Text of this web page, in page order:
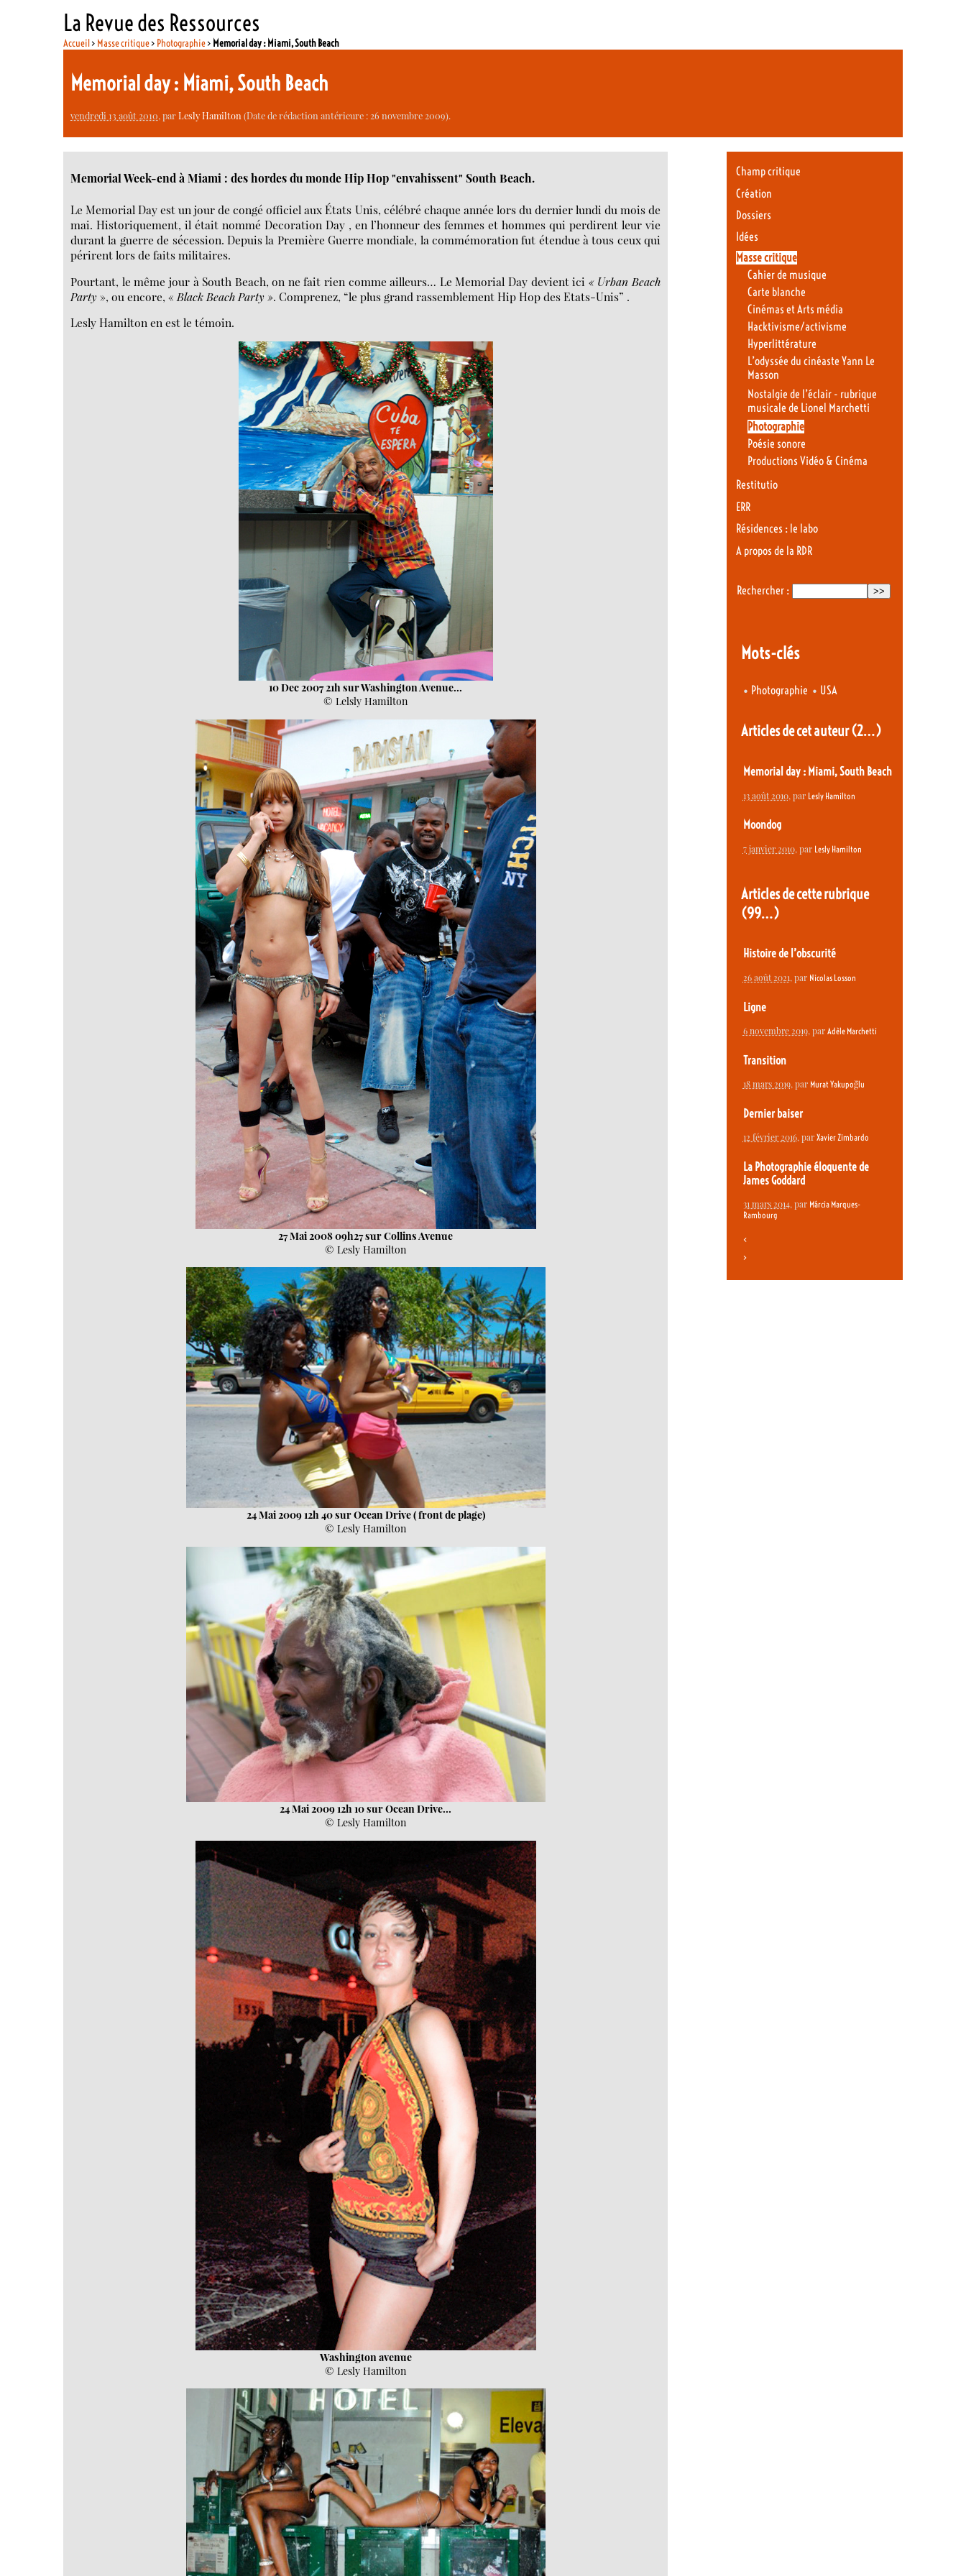
La Revue des Ressources
Accueil> Masse critique> Photographie> Memorial day : Miami, South Beach
Memorial day : Miami, South Beach
vendredi 13 août 2010, parLesly Hamilton (Date de rédaction antérieure : 26 novembre 2009).
Memorial Week-end à Miami : des hordes du monde Hip Hop "envahissent" South Beach.
Le Memorial Day est un jour de congé officiel aux États Unis, célébré chaque année lors du dernier lundi du mois de
mai. Historiquement, il était nommé Decoration Day , en l’honneur des femmes et hommes qui perdirent leur vie
durant la guerre de sécession. Depuis la Première Guerre mondiale, la commémoration fut étendue à tous ceux qui
périrent lors de faits militaires.
Pourtant, le même jour à South Beach, on ne fait rien comme ailleurs… Le Memorial Day devient ici « Urban Beach
Party », ou encore, « Black Beach Party ». Comprenez, “le plus grand rassemblement Hip Hop des Etats-Unis” .
Lesly Hamilton en est le témoin.
10 Dec 2007 21h sur Washington Avenue...
© Lelsly Hamilton
27 Mai 2008 09h27 sur Collins Avenue
© Lesly Hamilton
24 Mai 2009 12h 40 sur Ocean Drive ( front de plage)
© Lesly Hamilton
24 Mai 2009 12h 10 sur Ocean Drive...
© Lesly Hamilton
Washington avenue
© Lesly Hamilton
Champ critique
Création
Dossiers
Idées
Masse critique
Cahier de musique
Carte blanche
Cinémas et Arts média
Hacktivisme/activisme
Hyperlittérature
L’odyssée du cinéaste Yann Le
Masson
Nostalgie de l’éclair - rubrique
musicale de Lionel Marchetti
Photographie
Poésie sonore
Productions Vidéo & Cinéma
Restitutio
ERR
Résidences : le labo
A propos de la RDR
Rechercher :
Mots-clés
• Photographie • USA
Articles de cet auteur(2…)
Memorial day : Miami, South Beach
13 août 2010, par Lesly Hamilton
Moondog
7 janvier 2010, par Lesly Hamilton
Articles de cette rubrique
(99…)
Histoire de l’obscurité
26 août 2021, par Nicolas Losson
Ligne
6 novembre 2019, par Adèle Marchetti
Transition
18 mars 2019, par Murat Yakupoğlu
Dernier baiser
12 février 2016, par Xavier Zimbardo
La Photographie éloquente de
James Goddard
31 mars 2014, par Márcia Marques-
Rambourg
<
>